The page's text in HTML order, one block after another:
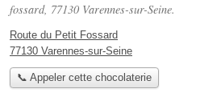
fossard, 77130 Varennes-sur-Seine.
Route du Petit Fossard
77130 Varennes-sur-Seine
📞 Appeler cette chocolaterie